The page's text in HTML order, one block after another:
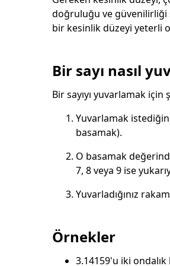
doğruluğu ve güvenilirliği
bir kesinlik düzeyi yeterli
Bir sayı nasıl
Bir sayıyı yuvarlamak için
Yuvarlamak
basamak).
O basamak
7, 8 veya 9 ise
Yuvarladığınız
Örnekler
3.14159'u iki